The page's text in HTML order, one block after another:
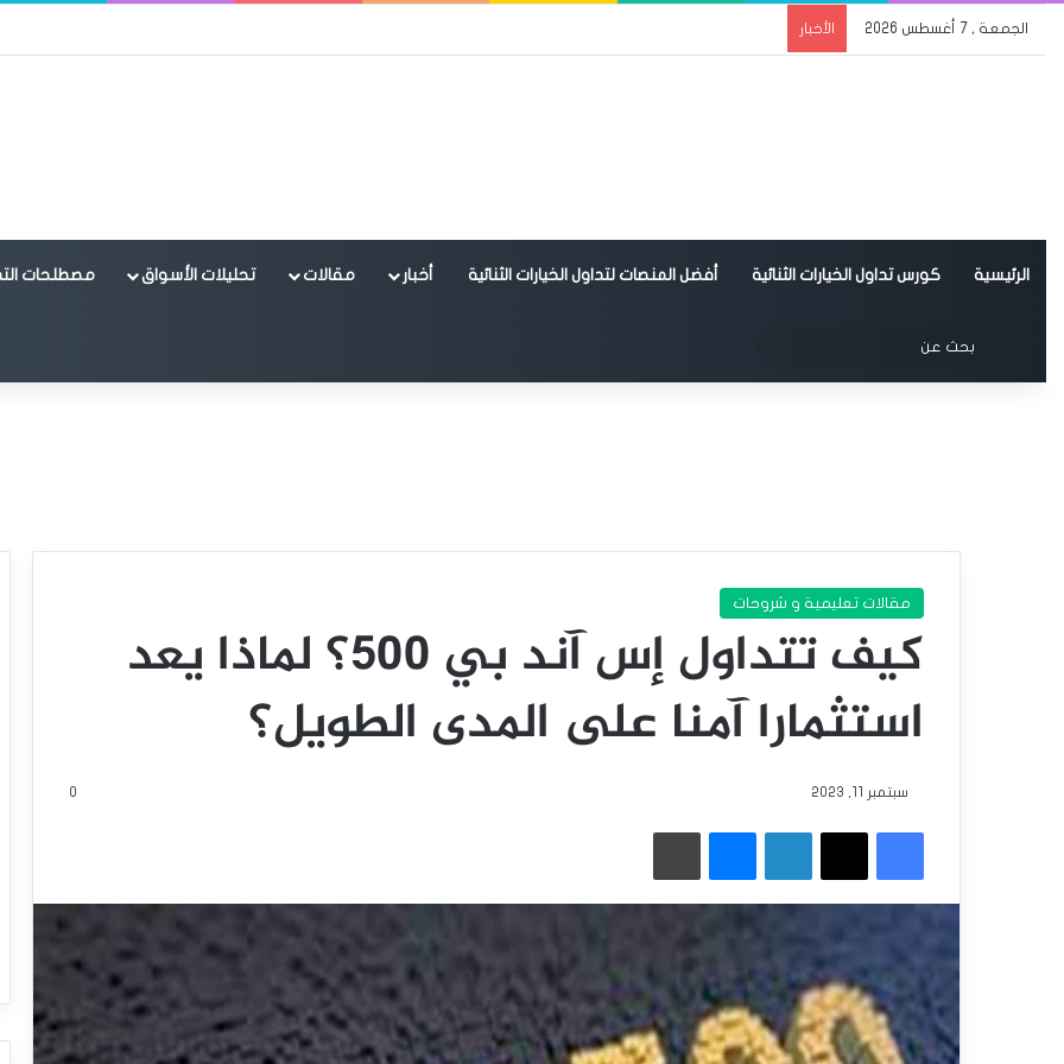
الجمعة , 7 أغسطس 2026 الأخبار
الرئيسية كورس تداول الخيارات الثنائية أفضل المنصات لتداول الخيارات الثنائية أخبار مقالات تحليلات الأسواق مصطلحات
الوضع المظلم
عن
مقالات تعليمية و شروحات
كيف تتداول إس آند بي 500؟ لماذا يعد
استثمارا آمنا على المدى الطويل؟
سبتمبر 11, 2023 0
فيسبوك
‫X لينكدإن ماسنجر طباعة